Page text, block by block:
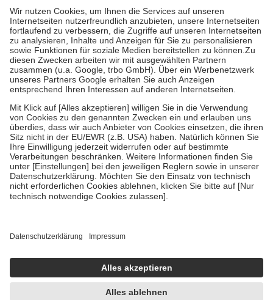
Grundsätzlich leisten Mitglieder Zuzahlungen in Höhe von zehn
Prozent des Abgabepreises,mindestens jedochfünf Euround
höchstens zehn Euro.Es sind jedoch nie mehr als die tatsächlichen
Kosten der Leistung zu entrichten.
Diese Regeln gelten grundsätzlich auch für Online-Apotheken.
Bei Heilmitteln und häuslicher Krankenpflege beträgt die
Zuzahlung zehn Prozent der Kosten sowie zehn Euro je
Verordnung.
Um das Engagement der Versicherten für ihre eigene Gesundheit zu
stärken und die besondere Stellung der Familie zu unterstützen,
fallenkeine Zuzahlungenan bei:
• Kindern und Jugendlichen bis zum vollendeten 18. Lebensjahr
mit Ausnahme der Fahrkosten
• Untersuchungen zur Vorsorge und Früherkennung, die von der
GKV getragen werden
Einholung von Bewertungen. Trusted Shops hat Maßnahmen
getroffen, um sicherzustellen, dass es sich um echte Bewertungen
handelt. Mehr Informationen findest du hier:
https://help.etrusted.com/hc/de/articles/4419944605341